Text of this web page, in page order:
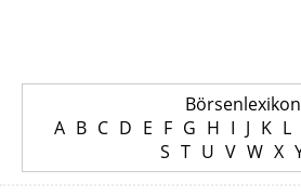
Börsenlexikon
A B C D E F G H I J K L
S T U V W X